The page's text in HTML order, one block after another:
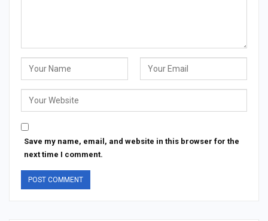
Save my name, email, and website in this browser for the
next time I comment.